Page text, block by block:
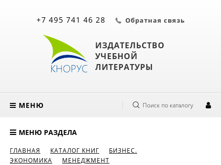
ИЗДАТЕЛЬСТВО
УЧЕБНОЙ
ЛИТЕРАТУРЫ
+7 495 741 46 28 Обратная связь
МЕНЮ Поиск по каталогу
МЕНЮ РАЗДЕЛА
ГЛАВНАЯ КАТАЛОГ КНИГ
БИЗНЕС.
ЭКОНОМИКА
МЕНЕДЖМЕНТ